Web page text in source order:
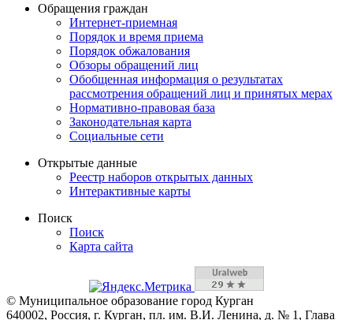
Обращения граждан
Интернет-приемная
Порядок и время приема
Порядок обжалования
Обзоры обращений лиц
Обобщенная информация о результатах
рассмотрения обращений лиц и принятых мерах
Нормативно-правовая база
Законодательная карта
Социальные сети
Открытые данные
Реестр наборов открытых данных
Интерактивные карты
Поиск
Поиск
Карта сайта
© Муниципальное образование город Курган
640002, Россия, г. Курган, пл. им. В.И. Ленина, д. № 1, Глава